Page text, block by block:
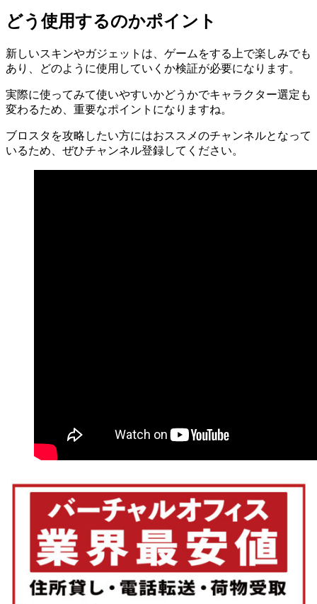
どう使用するのかポイント
新しいスキンやガジェットは、ゲームをする上で楽しみでも
あり、どのように使用していくか検証が必要になります。
実際に使ってみて使いやすいかどうかでキャラクター選定も
変わるため、重要なポイントになりますね。
ブロスタを攻略したい方にはおススメのチャンネルとなって
いるため、ぜひチャンネル登録してください。